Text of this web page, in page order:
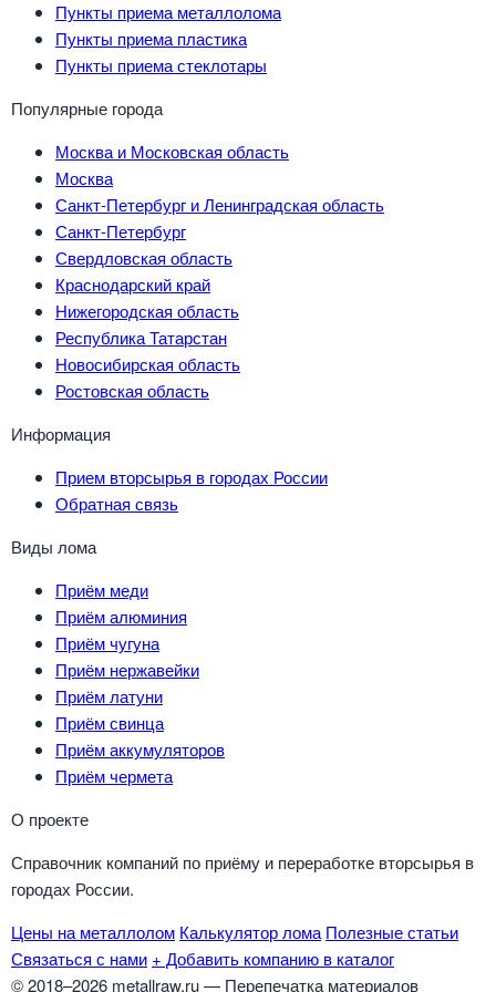
Пункты приема металлолома
Пункты приема пластика
Пункты приема стеклотары
Популярные города
Москва и Московская область
Москва
Санкт-Петербург и Ленинградская область
Санкт-Петербург
Свердловская область
Краснодарский край
Нижегородская область
Республика Татарстан
Новосибирская область
Ростовская область
Информация
Прием вторсырья в городах России
Обратная связь
Виды лома
Приём меди
Приём алюминия
Приём чугуна
Приём нержавейки
Приём латуни
Приём свинца
Приём аккумуляторов
Приём чермета
О проекте
Справочник компаний по приёму и переработке вторсырья в
городах России.
Цены на металлолом Калькулятор лома Полезные статьи
Связаться с нами + Добавить компанию в каталог
© 2018–2026 metallraw.ru — Перепечатка материалов